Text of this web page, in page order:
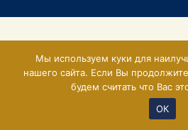
Мы используем куки для
нашего сайта. Если Вы
будем считать что Вас
ОК